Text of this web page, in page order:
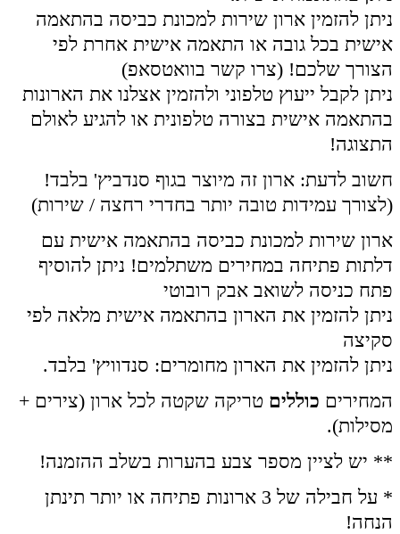
ניתן להזמין ארון שירות למכונת כביסה בהתאמה
אישית בכל גובה או התאמה אישית אחרת לפי
הצורך שלכם! (צרו קשר בוואטסאפ)
ניתן לקבל ייעוץ טלפוני ולהזמין אצלנו את הארונות
בהתאמה אישית בצורה טלפונית או להגיע לאולם
התצוגה!
חשוב לדעת: ארון זה מיוצר בגוף סנדביץ' בלבד!
(לצורך עמידות טובה יותר בחדרי רחצה / שירות)
ארון שירות למכונת כביסה בהתאמה אישית עם
דלתות פתיחה במחירים משתלמים! ניתן להוסיף
פתח כניסה לשואב אבק רובוטי
ניתן להזמין את הארון בהתאמה אישית מלאה לפי
סקיצה
ניתן להזמין את הארון מחומרים: סנדוויץ' בלבד.
המחירים כוללים טריקה שקטה לכל ארון (צירים +
מסילות).
** יש לציין מספר צבע בהערות בשלב ההזמנה!
* על חבילה של 3 ארונות פתיחה או יותר תינתן
הנחה!